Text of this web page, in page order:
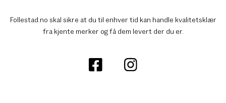
Follestad.no skal sikre at du til enhver tid kan handle kvalitetsklær
fra kjente merker og få dem levert der du er.